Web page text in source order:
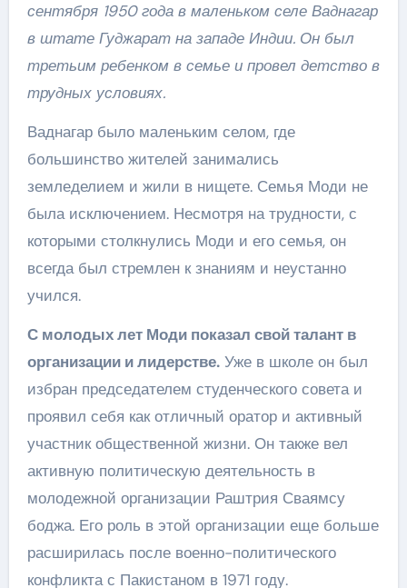
сентября 1950 года в маленьком селе Ваднагар
в штате Гуджарат на западе Индии. Он был
третьим ребенком в семье и провел детство в
трудных условиях.
Ваднагар было маленьким селом, где
большинство жителей занимались
земледелием и жили в нищете. Семья Моди не
была исключением. Несмотря на трудности, с
которыми столкнулись Моди и его семья, он
всегда был стремлен к знаниям и неустанно
учился.
С молодых лет Моди показал свой талант в
организации и лидерстве.Уже в школе он был
избран председателем студенческого совета и
проявил себя как отличный оратор и активный
участник общественной жизни. Он также вел
активную политическую деятельность в
молодежной организации Раштрия Сваямсу
боджа. Его роль в этой организации еще больше
расширилась после военно-политического
конфликта с Пакистаном в 1971 году.